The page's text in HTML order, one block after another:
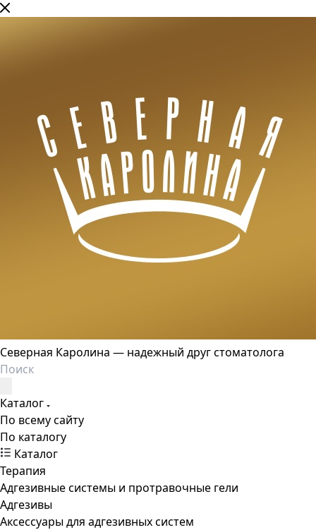
Северная Каролина — надежный друг стоматолога
Каталог
По всему сайту
По каталогу
Каталог
Терапия
Адгезивные системы и протравочные гели
Адгезивы
Аксессуары для адгезивных систем